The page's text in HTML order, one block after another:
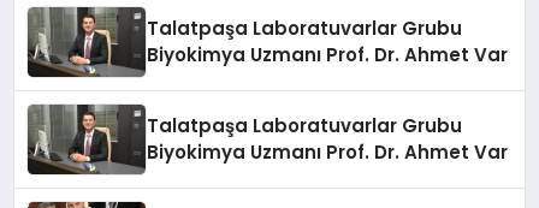
Talatpaşa Laboratuvarlar Grubu
Biyokimya Uzmanı Prof. Dr. Ahmet Var
Talatpaşa Laboratuvarlar Grubu
Biyokimya Uzmanı Prof. Dr. Ahmet Var